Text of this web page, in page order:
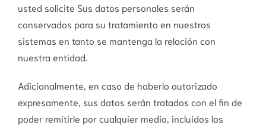
usted solicite Sus datos personales serán
conservados para su tratamiento en nuestros
sistemas en tanto se mantenga la relación con
nuestra entidad.
Adicionalmente, en caso de haberlo autorizado
expresamente, sus datos serán tratados con el fin de
poder remitirle por cualquier medio, incluidos los